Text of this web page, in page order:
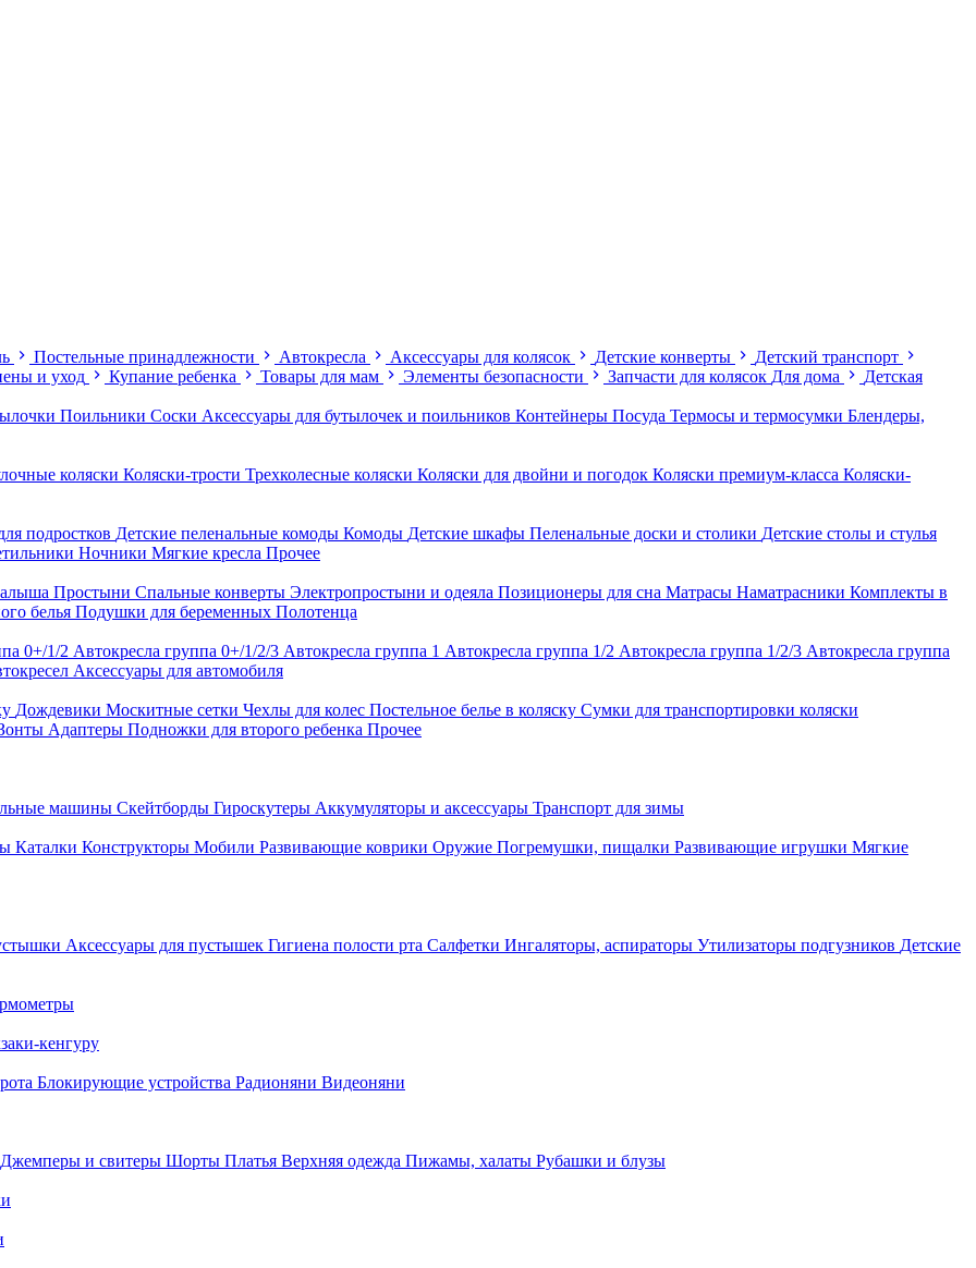
Постельные принадлежности Автокресла Аксессуары для колясок Детские конверты
Детский транспорт
и уход
Купание ребенка Товары для мам Элементы безопасности Запчасти для колясок Для дома Детская
Поильники Соски Аксессуары для бутылочек и поильников Контейнеры Посуда Термосы и термосумки Блендеры,
коляски Коляски-трости Трехколесные коляски Коляски для двойни и погодок Коляски премиум-класса Коляски-
подростков Детские пеленальные комоды Комоды Детские шкафы Пеленальные доски и столики Детские столы и стулья
Ночники Мягкие кресла Прочее
Простыни Спальные конверты Электропростыни и одеяла Позиционеры для сна Матрасы Наматрасники Комплекты в
белья Подушки для беременных Полотенца
0+/1/2 Автокресла группа 0+/1/2/3 Автокресла группа 1 Автокресла группа 1/2 Автокресла группа 1/2/3 Автокресла группа
Аксессуары для автомобиля
Дождевики Москитные сетки Чехлы для колес Постельное белье в коляску Сумки для транспортировки коляски
Адаптеры Подножки для второго ребенка Прочее
машины Скейтборды Гироскутеры Аккумуляторы и аксессуары Транспорт для зимы
Каталки Конструкторы Мобили Развивающие коврики Оружие Погремушки, пищалки Развивающие игрушки Мягкие
Аксессуары для пустышек Гигиена полости рта Салфетки Ингаляторы, аспираторы Утилизаторы подгузников Детские
кенгуру
Блокирующие устройства Радионяни Видеоняни
Джемперы и свитеры Шорты Платья Верхняя одежда Пижамы, халаты Рубашки и блузы